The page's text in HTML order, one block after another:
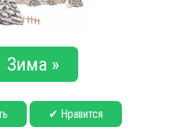
Зима »
✔ Нравится